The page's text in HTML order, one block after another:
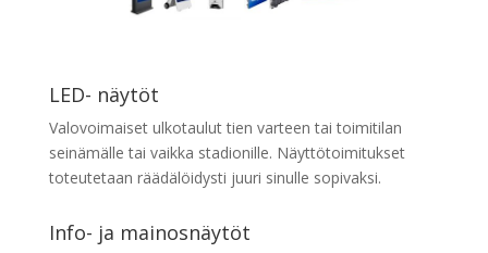
LED- näytöt
Valovoimaiset ulkotaulut tien varteen tai toimitilan
seinämälle tai vaikka stadionille. Näyttötoimitukset
toteutetaan räädälöidysti juuri sinulle sopivaksi.
Info- ja mainosnäytöt